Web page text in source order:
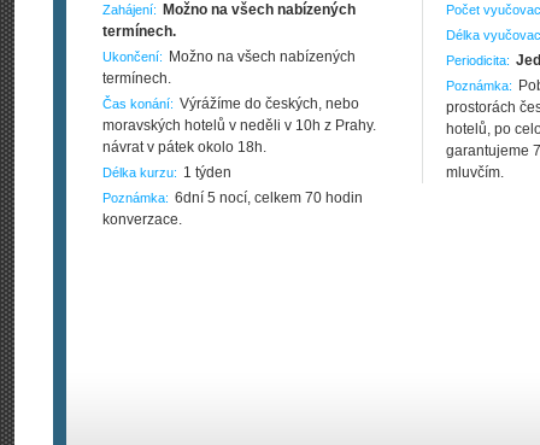
Zahájení:
Možno na všech nabízených
termínech.
Ukončení:
Možno na všech nabízených
termínech.
Čas konání: Výrážíme do českých, nebo
moravských hotelů v neděli v 10h z Prahy.
návrat v pátek okolo 18h.
Délka kurzu: 1 týden
Poznámka: 6dní 5 nocí, celkem 70 hodin
konverzace.
Počet
Délka
Periodicita:
Poznámka:
prostorách
hotelů, po
garantujeme
mluvčím.